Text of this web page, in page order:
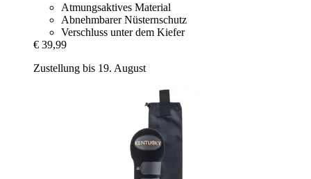
Atmungsaktives Material
Abnehmbarer Nüsternschutz
Verschluss unter dem Kiefer
€ 39,99
Zustellung bis 19. August